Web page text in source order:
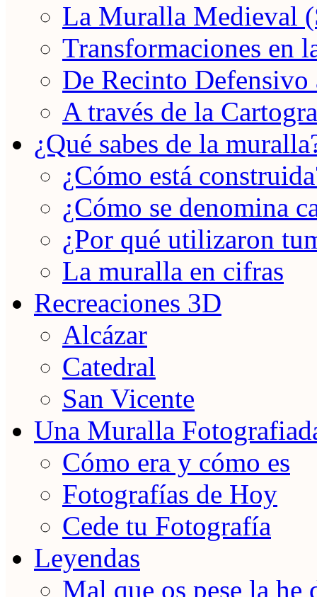
La Muralla Medieval
Transformaciones
De Recinto
A través de la
¿Qué sabes de la
¿Cómo está
¿Cómo se denomina
¿Por qué utilizaron
La muralla en cifras
Recreaciones 3D
Alcázar
Catedral
San Vicente
Una Muralla
Cómo era y cómo es
Fotografías de Hoy
Cede tu Fotografía
Leyendas
Mal que os pese la he